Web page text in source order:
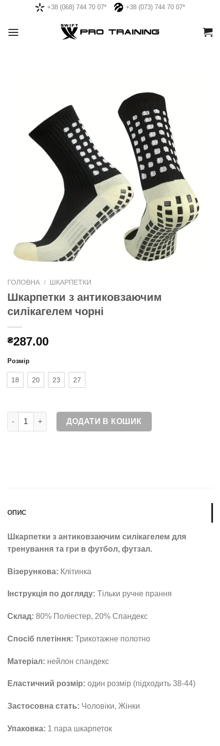
content
+38 (068) 744 70 07* +38 (073) 744 70 07*
ГОЛОВНА / ШКАРПЕТКИ
Шкарпетки з антиковзаючим
силікагелем чорні
₴287.00
Розмір
18 20 23 27
Шкарпетки з антиковзаючим силікагелем чорні кількість
ДОДАТИ В КОШИК
ОПИС
Шкарпетки з антиковзаючим силікагелем для
тренування та гри в футбол, футзал.
Візерункова: Клітинка
Інструкція по догляду: Тільки ручне прання
Склад: 80% Поліестер, 20% Спандекс
Спосіб плетіння: Трикотажне полотно
Матеріал: нейлон спандекс
Еластичний розмір: один розмір (підходить 38-44)
Застосовна стать: Чоловіки, Жінки
Упаковка: 1 пара шкарпеток